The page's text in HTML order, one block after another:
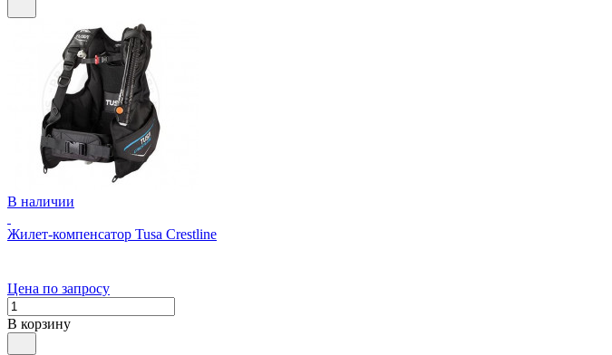
В наличии
Жилет-компенсатор Tusa Crestline
Цена по запросу
В корзину